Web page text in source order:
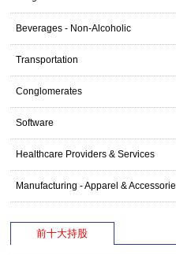
Beverages - Non-Alcoholic
Transportation
Conglomerates
Software
Healthcare Providers & Services
Manufacturing - Apparel &
前十大持股